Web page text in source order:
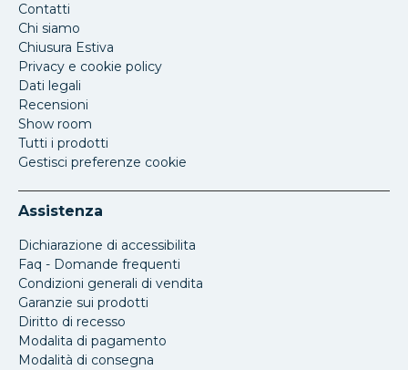
Contatti
Chi siamo
Chiusura Estiva
Privacy e cookie policy
Dati legali
Recensioni
Show room
Tutti i prodotti
Gestisci preferenze cookie
Assistenza
Dichiarazione di accessibilita
Faq - Domande frequenti
Condizioni generali di vendita
Garanzie sui prodotti
Diritto di recesso
Modalita di pagamento
Modalità di consegna